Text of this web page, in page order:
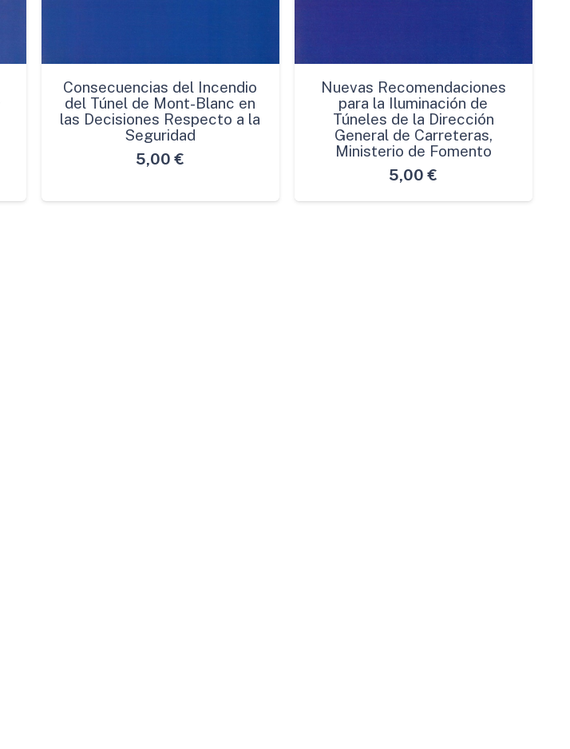
Consecuencias del Incendio
del Túnel de Mont-Blanc en
las Decisiones Respecto a la
Seguridad
5,00 €
Nuevas Recomendaciones
para la Iluminación de
Túneles de la Dirección
General de Carreteras,
Ministerio de Fomento
5,00 €